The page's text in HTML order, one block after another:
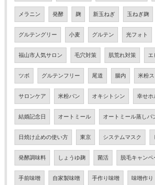
メラニン 発酵 麹 新玉ねぎ 玉ねぎ麹
グルテングリー 小麦 グルテン 光フォト
福山市人気サロン 毛穴対策 肌荒れ対策 エ
ツボ グルテンフリー 尾道 腸内 米粉
サロンケア 米粉パン オキシトシン 幸せホ
結婚記念日 オートミール オートミール蒸しパ
日焼け止めの使い方 東京 システムマスク
発酵調味料 しょうゆ麹 菌活 脱毛キャンペ
手前味噌 自家製味噌 手作り味噌 味噌作り